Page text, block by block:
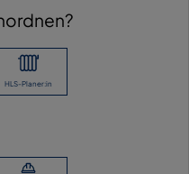
HLS-Planer:in